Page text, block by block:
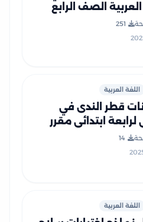
العربية الصف الرابع
251
اللغة العربية
قطر الندى في
لرابعة ابتدائي مقرر
14
اللغة العربية